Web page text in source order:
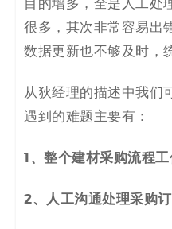
目的增多，全是人工处
很多，其次非常容易出
数据更新也不够及时，
从狄经理的描述中我们
遇到的难题主要有：
1、整个建材采购流程
2、人工沟通处理采购